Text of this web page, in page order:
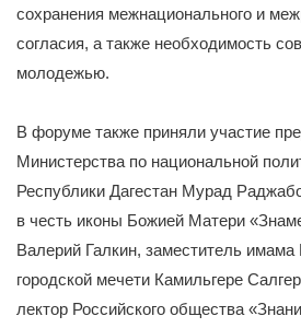
сохранения межнационального и
согласия, а также необходимость
молодежью.
В форуме также приняли участие
Министерства по национальной
Республики Дагестан Мурад
в честь иконы Божией Матери
Валерий Галкин, заместитель имама
городской мечети Камильгере
лектор Российского общества